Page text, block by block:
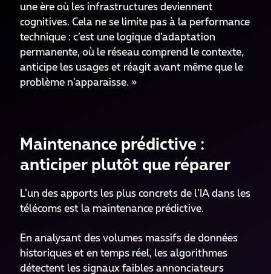
une ère où les infrastructures deviennent
cognitives. Cela ne se limite pas à la performance
technique : c’est une logique d’adaptation
permanente, où le réseau comprend le contexte,
anticipe les usages et réagit avant même que le
problème n’apparaisse. »
Maintenance prédictive :
anticiper plutôt que réparer
L’un des apports les plus concrets de l’IA dans les
télécoms est la maintenance prédictive.
En analysant des volumes massifs de données
historiques et en temps réel, les algorithmes
détectent les signaux faibles annonciateurs